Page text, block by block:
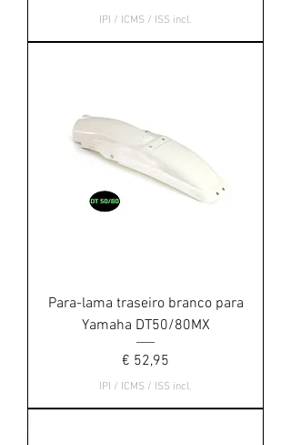
IPI / ICMS / ISS incl.
Para-lama traseiro branco para
Yamaha DT50/80MX
Preço
€ 52,95
IPI / ICMS / ISS incl.